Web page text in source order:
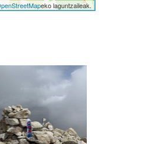
eko laguntzaileak.